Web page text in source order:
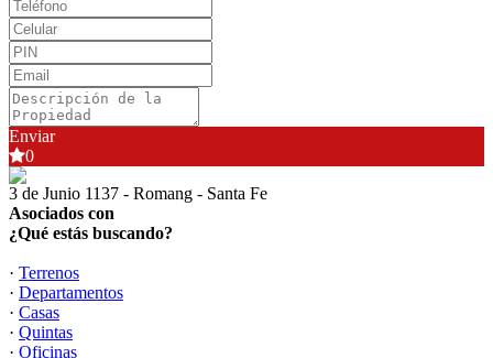
Enviar
0
3 de Junio 1137 - Romang - Santa Fe
Asociados con
¿Qué estás buscando?
· Terrenos
· Departamentos
· Casas
· Quintas
· Oficinas